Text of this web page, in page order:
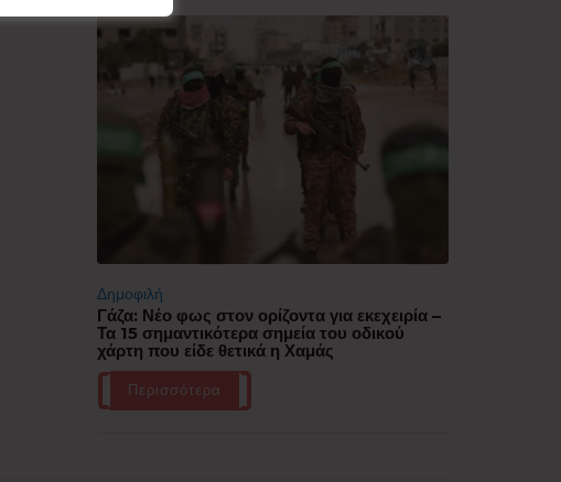
Δημοφιλή
Γάζα: Νέο φως στον ορίζοντα για εκεχειρία –
Τα 15 σημαντικότερα σημεία του οδικού
χάρτη που είδε θετικά η Χαμάς
Περισσότερα